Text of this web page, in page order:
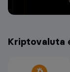
Kriptovaluta